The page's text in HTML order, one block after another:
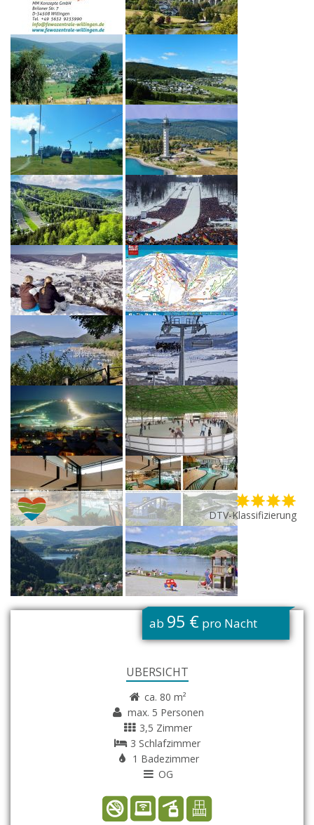
DTV-Klassifizierung
ab 95 € pro Nacht
ÜBERSICHT
ca. 80 m²
max. 5 Personen
3,5 Zimmer
3 Schlafzimmer
1 Badezimmer
OG